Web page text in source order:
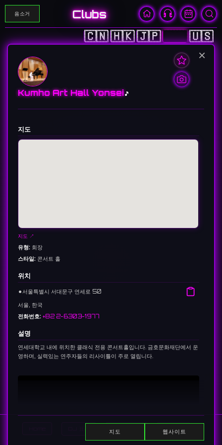
음소거 Clubs
🇨🇳🇭🇰🇯🇵🇰🇷🇺🇸
이벤트 표시 Search
×
Kumho Art Hall Yonsei🎵
지도
지도 ↗
유형: 회장
스타일: 콘서트 홀
위치
⚫︎서울특별시 서대문구 연세로 50
서울, 한국
전화번호: +82 2-6303-1977
설명
연세대학교 내에 위치한 클래식 전용 콘서트홀입니다. 금호문화재단에서 운
영하며, 실력있는 연주자들의 리사이틀이 주로 열립니다.
지도 웹사이트